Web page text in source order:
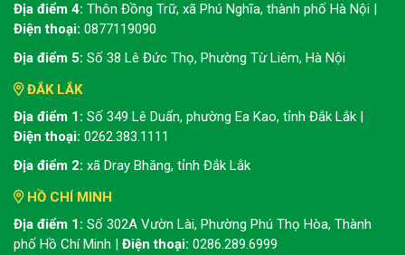
Địa điểm 4: Thôn Đồng Trữ, xã Phú Nghĩa, thành phố Hà Nội |
Điện thoại: 0877119090
Địa điểm 5: Số 38 Lê Đức Thọ, Phường Từ Liêm, Hà Nội
ĐẮK LẮK
Địa điểm 1: Số 349 Lê Duẩn, phường Ea Kao, tỉnh Đắk Lắk |
Điện thoại: 0262.383.1111
Địa điểm 2: xã Dray Bhăng, tỉnh Đắk Lắk
HỒ CHÍ MINH
Địa điểm 1: Số 302A Vườn Lài, Phường Phú Thọ Hòa, Thành
phố Hồ Chí Minh | Điện thoại: 0286.289.6999